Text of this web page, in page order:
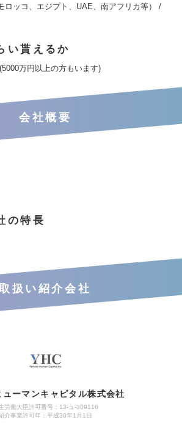
ロッコ、エジプト、UAE、南アフリカ等） /
い貰えるか
万円以上の方もいます)
会社概要
の特長
扱い紹介会社
ューマンキャピタル株式会社
労働大臣許可番号：13-ュ-309116
介事業許可年：平成30年1月1日